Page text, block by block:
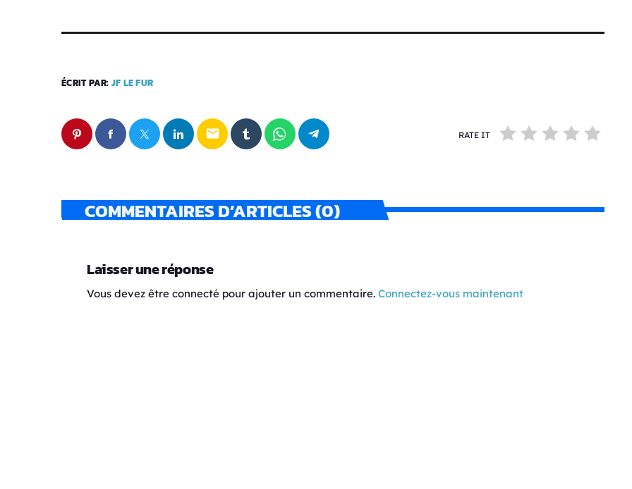
ÉCRIT PAR: JF LE FUR
email RATE IT
COMMENTAIRES D’ARTICLES (0)
Laisser une réponse
Vous devez être connecté pour ajouter un commentaire. Connectez-vous maintenant